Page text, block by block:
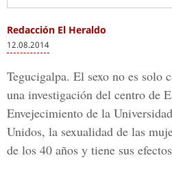
Redacción El Heraldo
12.08.2014
Tegucigalpa. El sexo no es solo
una investigación del centro de
Envejecimiento de la
Unidos, la sexualidad de las
de los 40 años y tiene sus